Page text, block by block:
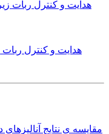
هدايت و كنترل ربات